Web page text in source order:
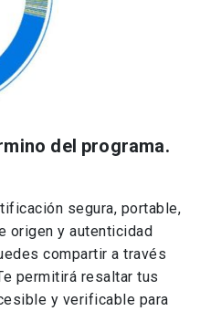
del programa.
segura, portable,
origen y autenticidad
compartir a través
permitirá resaltar tus
y verificable para